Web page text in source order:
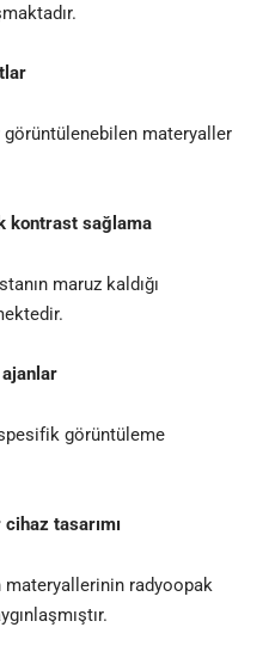
materyaller
kontrast sağlama
maruz kaldığı
görüntüleme
tasarımı
radyoopak